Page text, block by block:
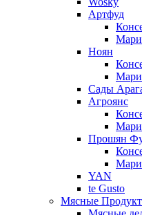
Артфуд
Ноян
Сады
Агроянс
Прошян
YAN
te Gusto
Мясные